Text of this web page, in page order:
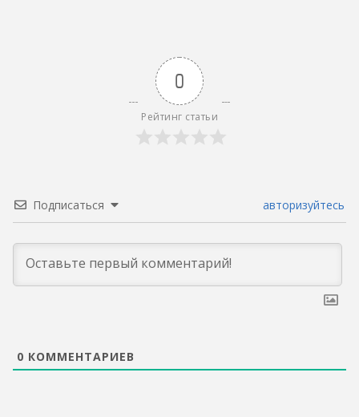
0
Рейтинг статьи
Подписаться авторизуйтесь
0 КОММЕНТАРИЕВ